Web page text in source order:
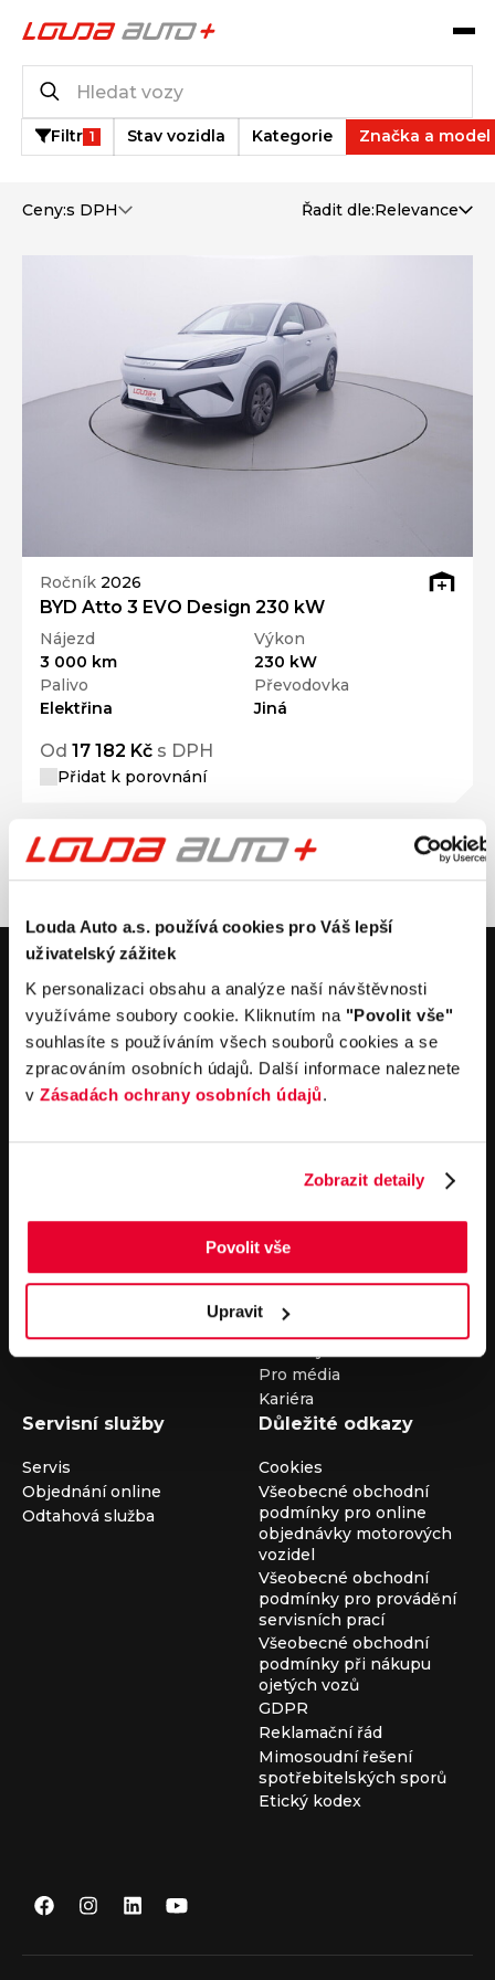
Louda Auto a.s. používá cookies pro Váš lepší
uživatelský zážitek
K personalizaci obsahu a analýze naší návštěvnosti
využíváme soubory cookie. Kliknutím na "Povolit vše"
souhlasíte s používáním všech souborů cookies a se
zpracováním osobních údajů. Další informace naleznete
v Zásadách ochrany osobních údajů.
Zobrazit detaily
Povolit vše
Upravit
Filtr 1 Stav vozidla Kategorie Značka a model
Ceny:s DPH Řadit dle:Relevance
Ročník 2026
BYD Atto 3 EVO Design 230 kW
Nájezd
3 000 km
Výkon
230 kW
Palivo
Elektřina
Převodovka
Jiná
Od 17 182 Kč s DPH
Přidat k porovnání
V případě dotazů volejte číslo nonstop infolinky
+420 325 400 400
nebo nám napište na e-mailauto@louda.cz
Koupit vůz Prodat vůz
Carsharing
Kontakty
Obytné vozy
Pro média
Kariéra
Servisní služby
Servis
Objednání online
Odtahová služba
Důležité odkazy
Cookies
Všeobecné obchodní
podmínky pro online
objednávky motorových
vozidel
Všeobecné obchodní
podmínky pro provádění
servisních prací
Všeobecné obchodní
podmínky při nákupu
ojetých vozů
GDPR
Reklamační řád
Mimosoudní řešení
spotřebitelských sporů
Etický kodex